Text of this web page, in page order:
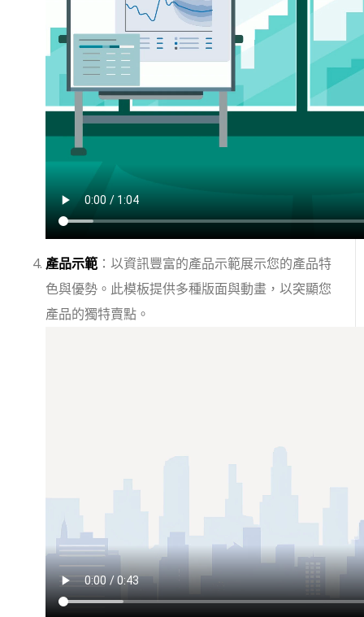
產品示範 ：以資訊豐富的產品示範展示您的產品特
色與優勢。此模板提供多種版面與動畫，以突顯您
產品的獨特賣點。